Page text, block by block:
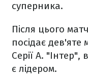
суперника.
Після цього
посідає дев'яте
Серії А.
є лідером.